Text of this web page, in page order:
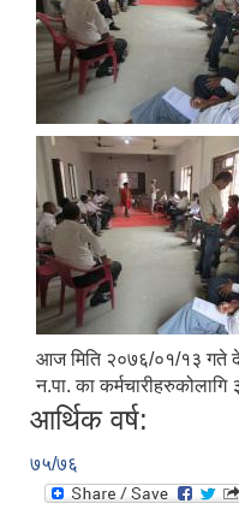
आज मिति २०७६/०१/१३ गते
न.पा. का कर्मचारीहरुकोलागि
आर्थिक वर्ष:
७५/७६